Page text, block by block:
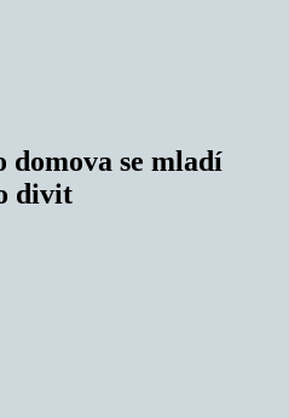
domova se mladí
divit